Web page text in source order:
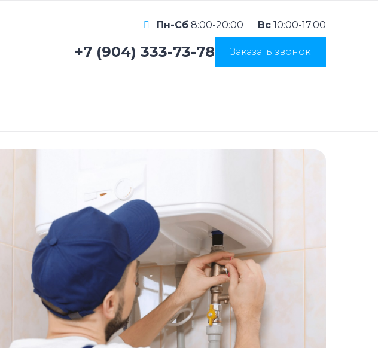
Пн-Сб 8:00-20:00 Вс 10:00-17.00
+7 (904) 333-73-78 Заказать звонок